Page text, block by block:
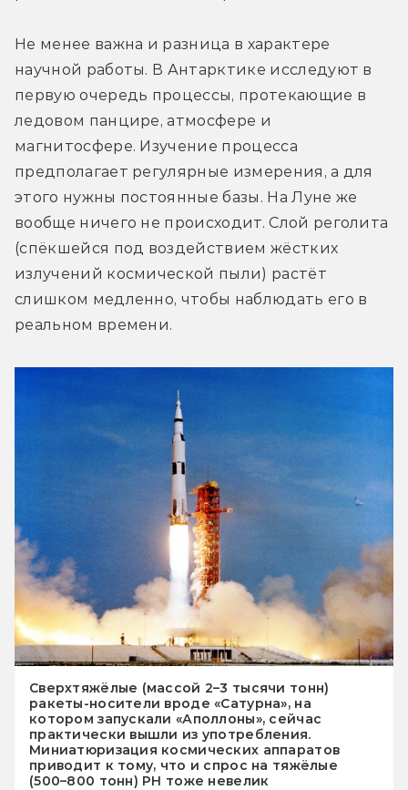
Не менее важна и разница в характере
научной работы. В Антарктике исследуют в
первую очередь процессы, протекающие в
ледовом панцире, атмосфере и
магнитосфере. Изучение процесса
предполагает регулярные измерения, а для
этого нужны постоянные базы. На Луне же
вообще ничего не происходит. Слой реголита
(спёкшейся под воздействием жёстких
излучений космической пыли) растёт
слишком медленно, чтобы наблюдать его в
реальном времени.
Сверхтяжёлые (массой 2–3 тысячи тонн)
ракеты-носители вроде «Сатурна», на
котором запускали «Аполлоны», сейчас
практически вышли из употребления.
Миниатюризация космических аппаратов
приводит к тому, что и спрос на тяжёлые
(500–800 тонн) РН тоже невелик